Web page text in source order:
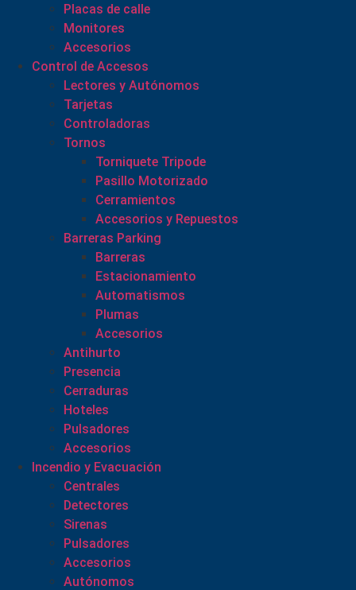
Placas de calle
Monitores
Accesorios
Control de Accesos
Lectores y Autónomos
Tarjetas
Controladoras
Tornos
Torniquete Tripode
Pasillo Motorizado
Cerramientos
Accesorios y Repuestos
Barreras Parking
Barreras
Estacionamiento
Automatismos
Plumas
Accesorios
Antihurto
Presencia
Cerraduras
Hoteles
Pulsadores
Accesorios
Incendio y Evacuación
Centrales
Detectores
Sirenas
Pulsadores
Accesorios
Autónomos